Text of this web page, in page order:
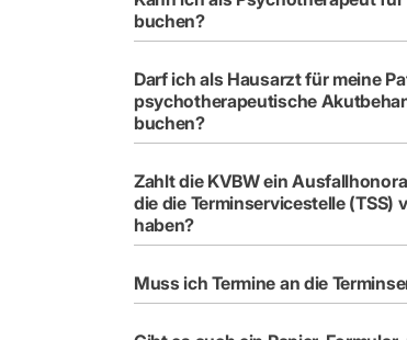
buchen?
Darf ich als Hausarzt für meine
psychotherapeutische
buchen?
Zahlt die KVBW ein
die die Terminservicestelle
haben?
Muss ich Termine an die